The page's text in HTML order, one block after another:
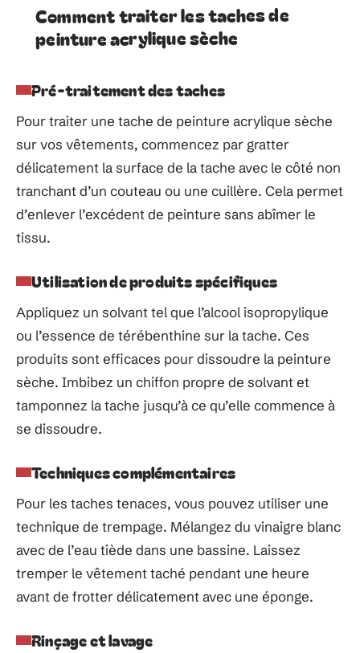
Comment traiter les taches de
peinture acrylique sèche
Pré-traitement des taches
Pour traiter une tache de peinture acrylique sèche
sur vos vêtements, commencez par gratter
délicatement la surface de la tache avec le côté non
tranchant d’un couteau ou une cuillère. Cela permet
d’enlever l’excédent de peinture sans abîmer le
tissu.
Utilisation de produits spécifiques
Appliquez un solvant tel que l’alcool isopropylique
ou l’essence de térébenthine sur la tache. Ces
produits sont efficaces pour dissoudre la peinture
sèche. Imbibez un chiffon propre de solvant et
tamponnez la tache jusqu’à ce qu’elle commence à
se dissoudre.
Techniques complémentaires
Pour les taches tenaces, vous pouvez utiliser une
technique de trempage. Mélangez du vinaigre blanc
avec de l’eau tiède dans une bassine. Laissez
tremper le vêtement taché pendant une heure
avant de frotter délicatement avec une éponge.
Rinçage et lavage